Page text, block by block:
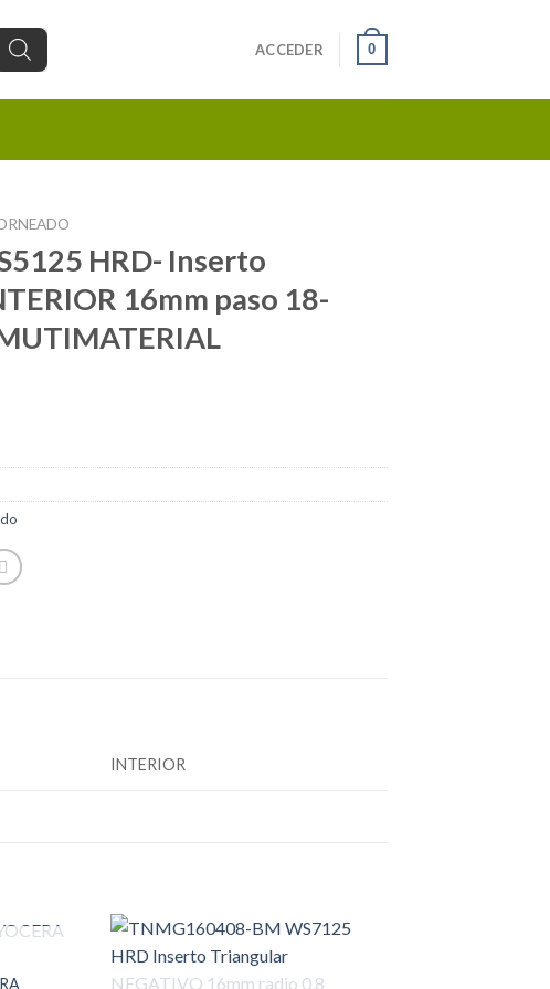
ACCEDER 0
HRD- Inserto
16mm paso 18-
INTERIOR